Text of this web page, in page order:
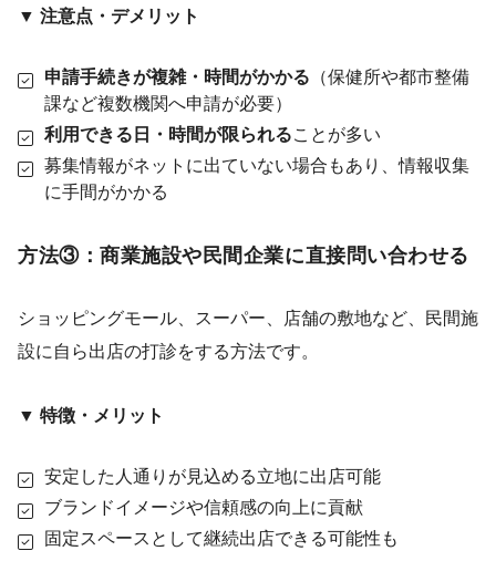
▼ 注意点・デメリット
申請手続きが複雑・時間がかかる （保健所や都市整備
課など複数機関へ申請が必要）
利用できる日・時間が限られることが多い
募集情報がネットに出ていない場合もあり、情報収集
に手間がかかる
方法③：商業施設や民間企業に直接問い合わせる
ショッピングモール、スーパー、店舗の敷地など、民間施
設に自ら出店の打診をする方法です。
▼ 特徴・メリット
安定した人通りが見込める立地に出店可能
ブランドイメージや信頼感の向上に貢献
固定スペースとして継続出店できる可能性も